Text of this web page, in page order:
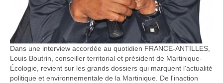
Dans une interview accordée au quotidien FRANCE-ANTILLES,
Louis Boutrin, conseiller territorial et président de Martinique-
Écologie, revient sur les grands dossiers qui marquent l'actualité
politique et environnementale de la Martinique. De l'inaction